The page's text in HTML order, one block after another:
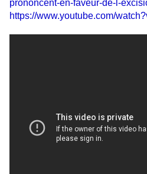
prononcent-en-faveur-de-l-
https://www.youtube.com/